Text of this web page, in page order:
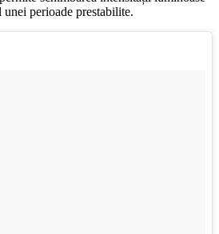
perioade prestabilite.